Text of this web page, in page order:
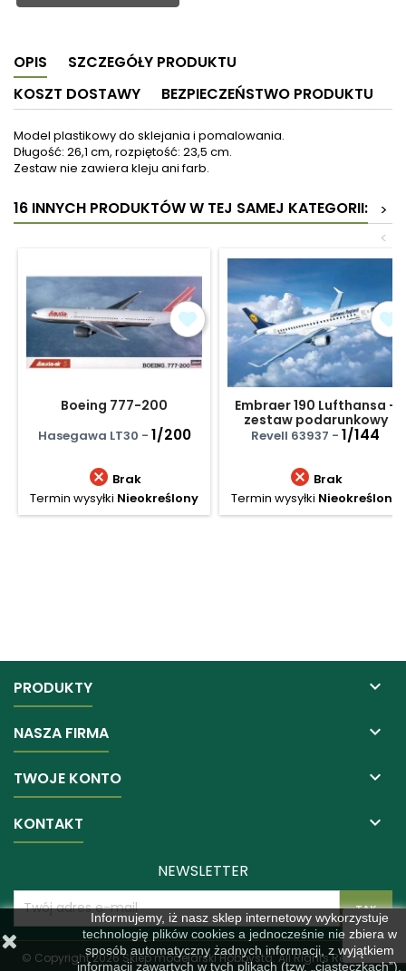
OPIS
SZCZEGÓŁY PRODUKTU
KOSZT DOSTAWY
BEZPIECZEŃSTWO PRODUKTU
Model plastikowy do sklejania i pomalowania.
Długość: 26,1 cm, rozpiętość: 23,5 cm.
Zestaw nie zawiera kleju ani farb.
16 INNYCH PRODUKTÓW W TEJ SAMEJ KATEGORII:
>
<
Boeing 777-200
Hasegawa LT30 - 1/200
 Brak
Termin wysyłki Nieokreślony
Embraer 190 Lufthansa -
zestaw podarunkowy
Revell 63937 - 1/144
 Brak
Termin wysyłki Nieokreślony
PRODUKTY 
NASZA FIRMA 
TWOJE KONTO 
KONTAKT 
Informujemy, iż nasz sklep internetowy wykorzystuje
technologię plików cookies a jednocześnie nie zbiera w
sposób automatyczny żadnych informacji, z wyjątkiem
informacji zawartych w tych plikach (tzw. „ciasteczkach”).
NEWSLETTER
© Copyright 2026 Sklep modelarski Hobbysta. All Rights Reserved.